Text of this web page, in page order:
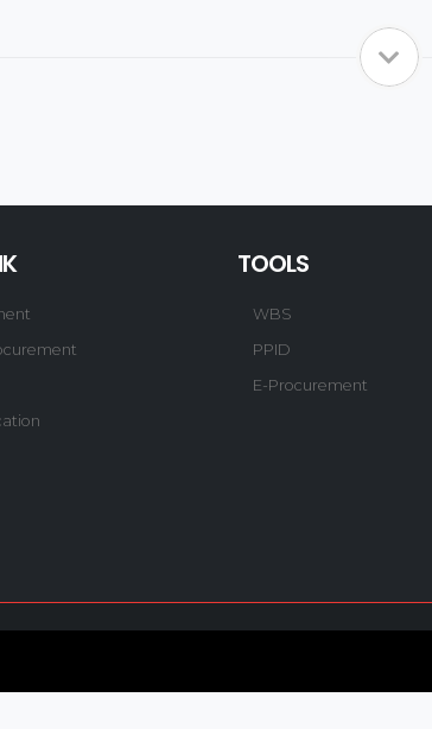
TOOLS
WBS
PPID
E-Procurement